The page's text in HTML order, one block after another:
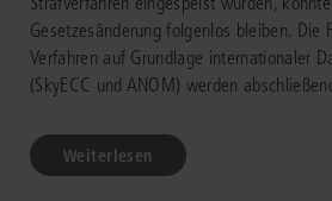
Gesetzesänderung folgenlos bleiben. Die
Verfahren auf Grundlage internationaler
(SkyECC und ANOM) werden
Weiterlesen